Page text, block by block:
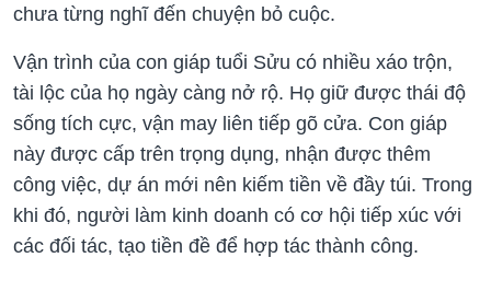
chưa từng nghĩ đến chuyện bỏ cuộc.
Vận trình của con giáp tuổi Sửu có nhiều xáo trộn,
tài lộc của họ ngày càng nở rộ. Họ giữ được thái độ
sống tích cực, vận may liên tiếp gõ cửa. Con giáp
này được cấp trên trọng dụng, nhận được thêm
công việc, dự án mới nên kiếm tiền về đầy túi. Trong
khi đó, người làm kinh doanh có cơ hội tiếp xúc với
các đối tác, tạo tiền đề để hợp tác thành công.